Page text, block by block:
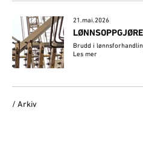
21.mai.2026
Brudd i
Les mer
/ Arkiv